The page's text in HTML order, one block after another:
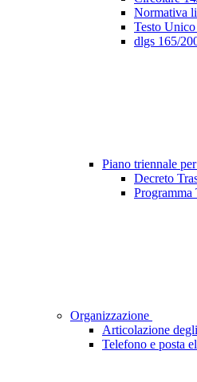
Normativa
Testo
dlgs 165/
Piano triennale
Decreto
Programma
Organizzazione
Articolazione
Telefono e posta